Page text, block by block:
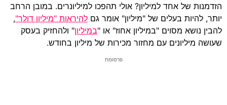
הזדמנות של אחד למיליון? אולי תהפכו למיליונרים. במובן הרחב
יותר, להיות בעלים של "מיליון" אומר גם להיראות "מיליון דולר",
להבין נושא מסוים "במיליון אחוז" או "במיליון" ולהחזיק בעסק
שעושה מיליונים עם מחזור מכירות של מיליון בחודש.
פרסומת